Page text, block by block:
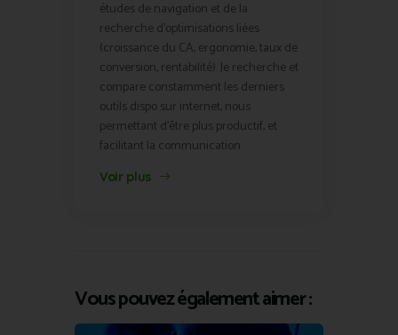
études de navigation et de la
recherche d'optimisations liées
(croissance du CA, ergonomie, taux de
conversion, rentabilité). Je recherche et
compare constamment les derniers
outils dispo sur internet, nous
permettant d'être plus productif, et
facilitant la communication.
Voir plus
Vous pouvez également aimer :